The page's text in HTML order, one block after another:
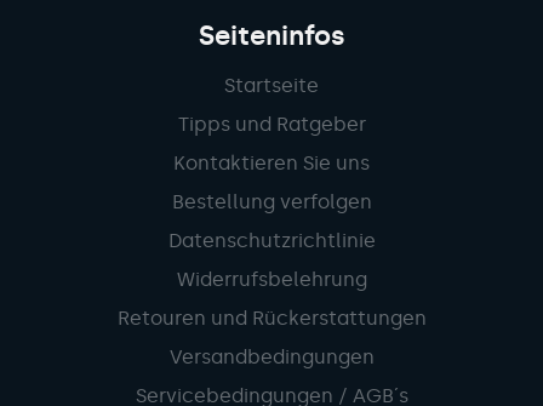
Seiteninfos
Startseite
Tipps und Ratgeber
Kontaktieren Sie uns
Bestellung verfolgen
Datenschutzrichtlinie
Widerrufsbelehrung
Retouren und Rückerstattungen
Versandbedingungen
Servicebedingungen / AGB´s